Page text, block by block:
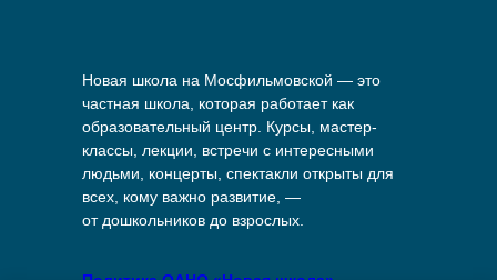
Новая школа на Мосфильмовской — это
частная школа, которая работает как
образовательный центр. Курсы, мастер-
классы, лекции, встречи с интересными
людьми, концерты, спектакли открыты для
всех, кому важно развитие, —
от дошкольников до взрослых.